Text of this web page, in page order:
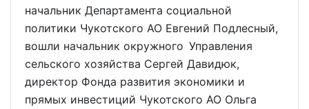
начальник Департамента социальной
политики Чукотского АО Евгений Подлесный,
вошли начальник окружного Управления
сельского хозяйства Сергей Давидюк,
директор Фонда развития экономики и
прямых инвестиций Чукотского АО Ольга